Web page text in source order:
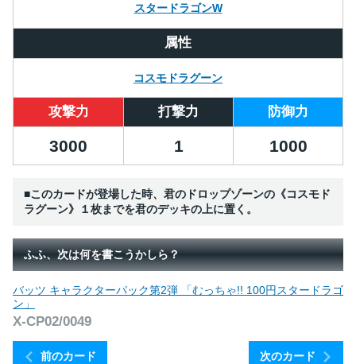
スタードラゴンW
属性
コスモドラグーン
攻撃力 打撃力 防御力
3000 1 1000
■このカードが登場した時、君のドロップゾーンの《コスモド
ラグーン》１枚までを君のデッキの上に置く。
ふふ、次は何を書こうかしら？
前のカード
バッツ キャラクターパック第2弾 「むっちゃ!! 100円スタードラゴ
ン」
X-CP02/0049
次のカード